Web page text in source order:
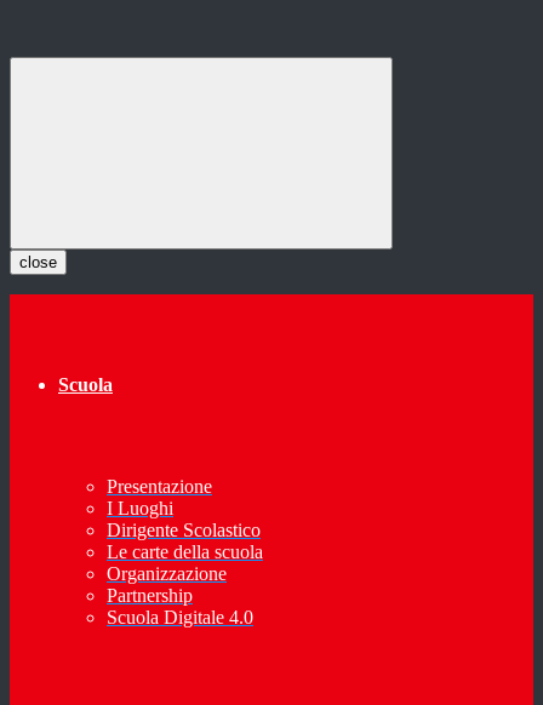
close
Scuola
Presentazione
I Luoghi
Dirigente Scolastico
Le carte della scuola
Organizzazione
Partnership
Scuola Digitale 4.0